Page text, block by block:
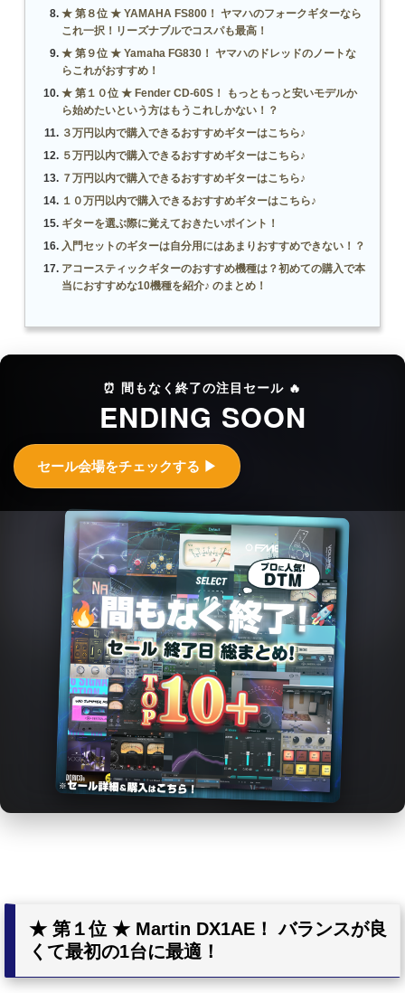
★ 第８位 ★ YAMAHA FS800！ ヤマハのフォークギターなら
これ一択！リーズナブルでコスパも最高！
★ 第９位 ★ Yamaha FG830！ ヤマハのドレッドのノートな
らこれがおすすめ！
★ 第１０位 ★ Fender CD-60S！ もっともっと安いモデルか
ら始めたいという方はもうこれしかない！？
３万円以内で購入できるおすすめギターはこちら♪
５万円以内で購入できるおすすめギターはこちら♪
７万円以内で購入できるおすすめギターはこちら♪
１０万円以内で購入できるおすすめギターはこちら♪
ギターを選ぶ際に覚えておきたいポイント！
入門セットのギターは自分用にはあまりおすすめできない！？
アコースティックギターのおすすめ機種は？初めての購入で本
当におすすめな10機種を紹介♪ のまとめ！
⏰ 間もなく終了の注目セール 🔥
ENDING SOON
セール会場をチェックする ▶︎
★ 第１位 ★ Martin DX1AE！ バランスが良
くて最初の1台に最適！